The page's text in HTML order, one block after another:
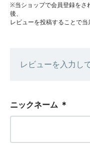
※当ショップで会員登録をさ
後、
レビューを投稿することで当
レビューを入力し
ニックネーム ＊